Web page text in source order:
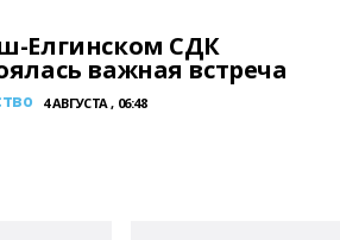
Елгинском СДК
важная встреча
4 АВГУСТА , 06:48